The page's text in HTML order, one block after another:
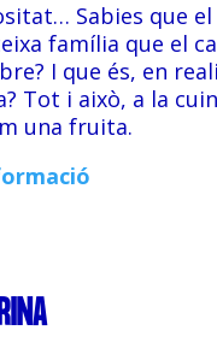
Sabies que el
família que el
I que és, en
Tot i això, a la
una fruita.